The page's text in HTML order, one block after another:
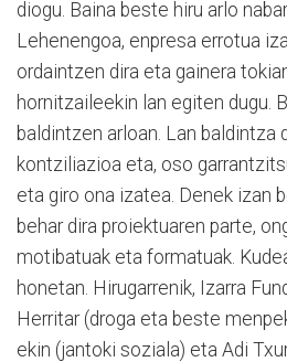
diogu. Baina beste hiru arlo
Lehenengoa, enpresa errotua
ordaintzen dira eta gainera
hornitzaileekin lan egiten dugu.
baldintzen arloan. Lan baldintza
kontziliazioa eta, oso
eta giro ona izatea. Denek izan
behar dira proiektuaren parte,
motibatuak eta formatuak.
honetan. Hirugarrenik, Izarra
Herritar (droga eta beste
ekin (jantoki soziala) eta Adi